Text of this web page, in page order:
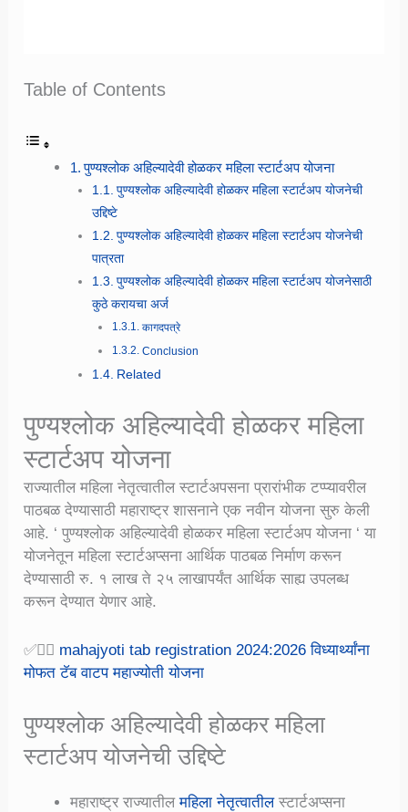
Table of Contents
पुण्यश्लोक अहिल्यादेवी होळकर महिला स्टार्टअप योजना
पुण्यश्लोक अहिल्यादेवी होळकर महिला स्टार्टअप योजनेची
उद्दिष्टे
पुण्यश्लोक अहिल्यादेवी होळकर महिला स्टार्टअप योजनेची
पात्रता
पुण्यश्लोक अहिल्यादेवी होळकर महिला स्टार्टअप योजनेसाठी
कुठे करायचा अर्ज
कागदपत्रे
Conclusion
Related
पुण्यश्लोक अहिल्यादेवी होळकर महिला
स्टार्टअप योजना
राज्यातील महिला नेतृत्वातील स्टार्टअपसना प्रारांभीक टप्प्यावरील
पाठबळ देण्यासाठी महाराष्ट्र शासनाने एक नवीन योजना सुरु केली
आहे. ‘ पुण्यश्लोक अहिल्यादेवी होळकर महिला स्टार्टअप योजना ‘ या
योजनेतून महिला स्टार्टअप्सना आर्थिक पाठबळ निर्माण करून
देण्यासाठी रु. १ लाख ते २५ लाखापर्यंत आर्थिक साह्य उपलब्ध
करून देण्यात येणार आहे.
✅👉🏻 mahajyoti tab registration 2024:2026 विध्यार्थ्यांना
मोफत टॅब वाटप महाज्योती योजना
पुण्यश्लोक अहिल्यादेवी होळकर महिला
स्टार्टअप योजनेची उद्दिष्टे
महाराष्ट्र राज्यातीलमहिला नेतृत्वातीलस्टार्टअप्सना